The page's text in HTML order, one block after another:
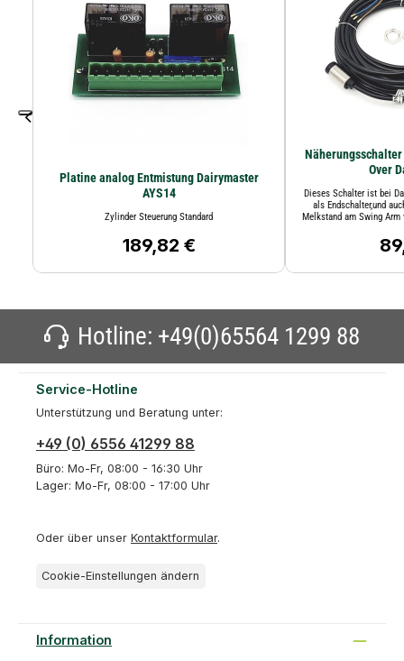
Platine analog Entmistung Dairymaster
AYS14
Zylinder Steuerung Standard
Regulärer Preis:
189,82 €
Over
Dieses Schalter ist bei
als Endschalter,und
Melkstand am Swing Arm
Hotline: +49(0)65564 1299 88
Service-Hotline
Unterstützung und Beratung unter:
+49 (0) 6556 41299 88
Büro: Mo-Fr, 08:00 - 16:30 Uhr
Lager: Mo-Fr, 08:00 - 17:00 Uhr
Oder über unser Kontaktformular.
Cookie-Einstellungen ändern
Information